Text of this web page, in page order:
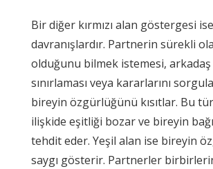
Bir diğer kırmızı alan göstergesi
davranışlardır. Partnerin sürekli
olduğunu bilmek istemesi, arkadaş
sınırlaması veya kararlarını
bireyin özgürlüğünü kısıtlar. Bu
ilişkide eşitliği bozar ve bireyin
tehdit eder. Yeşil alan ise bireyin
saygı gösterir. Partnerler